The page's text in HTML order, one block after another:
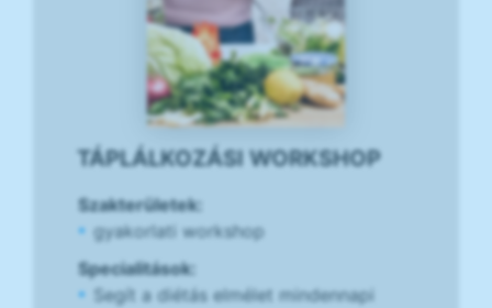
TÁPLÁLKOZÁSI WORKSHOP
Szakterületek:
gyakorlati workshop
Specialitások:
Segít a diétás elmélet mindennapi